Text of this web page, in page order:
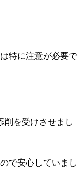
特に注意が必要で
削を受けさせまし
で安心していまし